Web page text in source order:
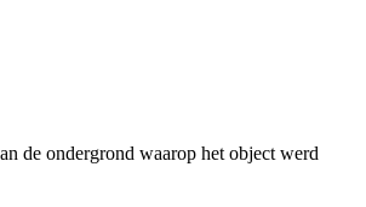
de ondergrond waarop het object werd